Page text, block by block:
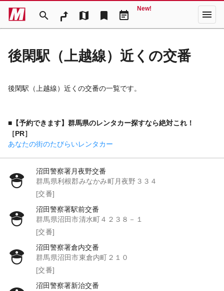
search map bookmark event_note
New! menu
後閑駅（上越線）近くの交番
後閑駅（上越線）近くの交番の一覧です。
■【予約できます】群馬県のレンタカー探すなら絶対これ！
［PR］
あなたの街のたびらいレンタカー
沼田警察署月夜野交番
群馬県利根郡みなかみ町月夜野３３４
[交番]
沼田警察署駅前交番
群馬県沼田市清水町４２３８－１
[交番]
沼田警察署倉内交番
群馬県沼田市東倉内町２１０
[交番]
沼田警察署新治交番